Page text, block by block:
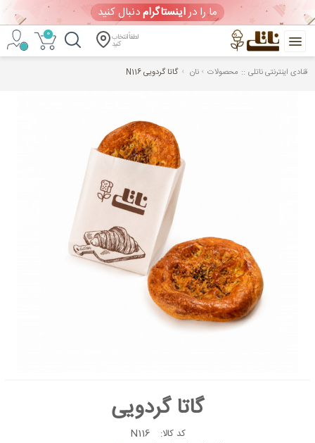
ما را دراینستاگرامدنبال کنید
لطفاً انتخاب
کنید
0
خرید
ویترین امروز
قنادی اینترنتی ناتلی :: محصولات نان گاتا گردویی N116
گاتا گردویی
کد کالا: N116